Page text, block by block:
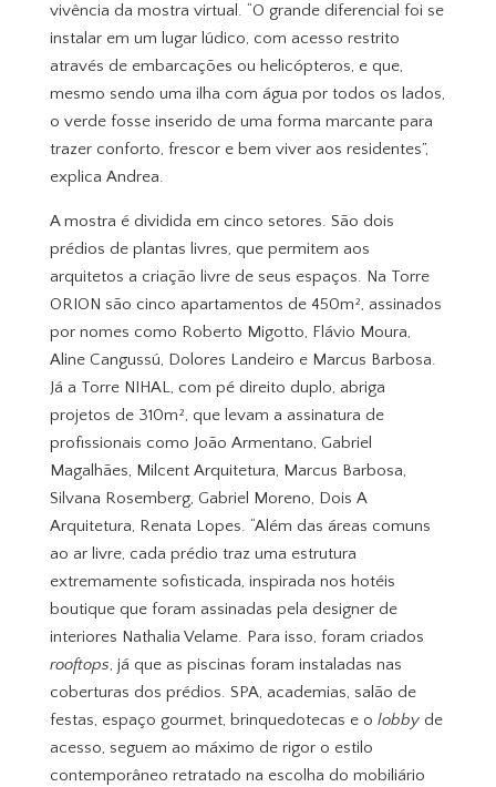
vivência da mostra virtual. “O grande diferencial foi se
instalar em um lugar lúdico, com acesso restrito
através de embarcações ou helicópteros, e que,
mesmo sendo uma ilha com água por todos os lados,
o verde fosse inserido de uma forma marcante para
trazer conforto, frescor e bem viver aos residentes”,
explica Andrea.
A mostra é dividida em cinco setores. São dois
prédios de plantas livres, que permitem aos
arquitetos a criação livre de seus espaços. Na Torre
ORION são cinco apartamentos de 450m², assinados
por nomes como Roberto Migotto, Flávio Moura,
Aline Cangussú, Dolores Landeiro e Marcus Barbosa.
Já a Torre NIHAL, com pé direito duplo, abriga
projetos de 310m², que levam a assinatura de
profissionais como João Armentano, Gabriel
Magalhães, Milcent Arquitetura, Marcus Barbosa,
Silvana Rosemberg, Gabriel Moreno, Dois A
Arquitetura, Renata Lopes. “Além das áreas comuns
ao ar livre, cada prédio traz uma estrutura
extremamente sofisticada, inspirada nos hotéis
boutique que foram assinadas pela designer de
interiores Nathalia Velame. Para isso, foram criados
rooftops, já que as piscinas foram instaladas nas
coberturas dos prédios. SPA, academias, salão de
festas, espaço gourmet, brinquedotecas e o lobbyde
acesso, seguem ao máximo de rigor o estilo
contemporâneo retratado na escolha do mobiliário